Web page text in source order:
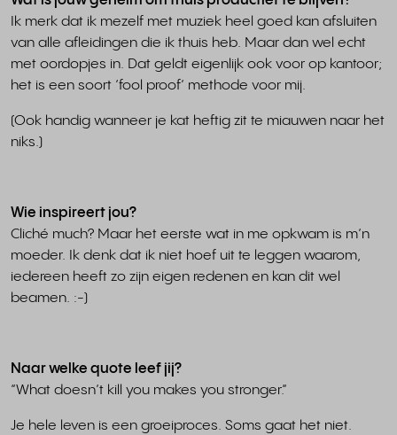
Ik merk dat ik mezelf met muziek heel goed kan afsluiten
van alle afleidingen die ik thuis heb. Maar dan wel echt
met oordopjes in. Dat geldt eigenlijk ook voor op kantoor;
het is een soort ‘fool proof’ methode voor mij.
(Ook handig wanneer je kat heftig zit te miauwen naar het
niks.)
Wie inspireert jou?
Cliché much? Maar het eerste wat in me opkwam is m’n
moeder. Ik denk dat ik niet hoef uit te leggen waarom,
iedereen heeft zo zijn eigen redenen en kan dit wel
beamen. :-)
Naar welke quote leef jij?
“What doesn’t kill you makes you stronger.”
Je hele leven is een groeiproces. Soms gaat het niet.